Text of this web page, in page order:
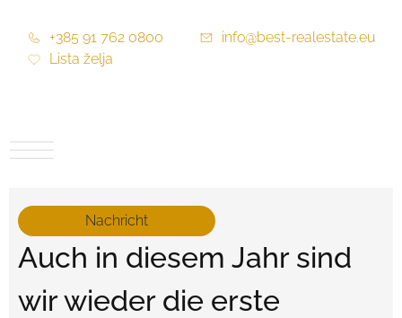
+385 91 762 0800
info@best-realestate.eu
Lista želja
Nachricht
Auch in diesem Jahr sind
wir wieder die erste